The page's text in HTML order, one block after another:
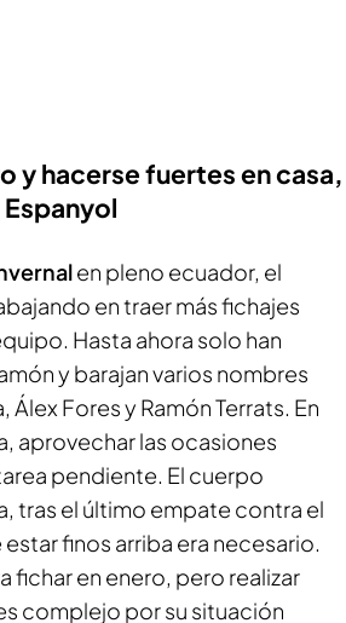
y hacerse fuertes en casa,
en pleno ecuador, el
en traer más fichajes
Hasta ahora solo han
y barajan varios nombres
Fores y Ramón Terrats. En
aprovechar las ocasiones
pendiente. El cuerpo
tras el último empate contra el
estar finos arriba era necesario.
fichar en enero, pero realizar
complejo por su situación